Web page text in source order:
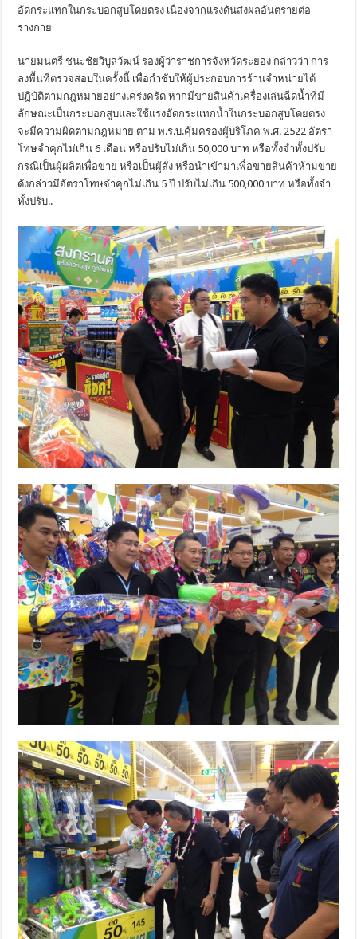
อัดกระแทกในกระบอกสูบโดยตรง เนื่องจากแรงดันส่งผลอันตรายต่อ
ร่างกาย
นายมนตรี ชนะชัยวิบูลวัฒน์ รองผู้ว่าราชการจังหวัดระยอง กล่าวว่า การ
ลงพื้นที่ตรวจสอบในครั้งนี้ เพื่อกำชับให้ผู้ประกอบการร้านจำหน่ายได้
ปฏิบัติตามกฎหมายอย่างเคร่งครัด หากมีขายสินค้าเครื่องเล่นฉีดน้ำที่มี
ลักษณะเป็นกระบอกสูบและใช้แรงอัดกระแทกน้ำในกระบอกสูบโดยตรง
จะมีความผิดตามกฎหมาย ตาม พ.ร.บ.คุ้มครองผู้บริโภค พ.ศ. 2522 อัตรา
โทษจำคุกไม่เกิน 6 เดือน หรือปรับไม่เกิน 50,000 บาท หรือทั้งจำทั้งปรับ
กรณีเป็นผู้ผลิตเพื่อขาย หรือเป็นผู้สั่ง หรือนำเข้ามาเพื่อขายสินค้าห้ามขาย
ดังกล่าวมีอัตราโทษจำคุกไม่เกิน 5 ปี ปรับไม่เกิน 500,000 บาท หรือทั้งจำ
ทั้งปรับ..